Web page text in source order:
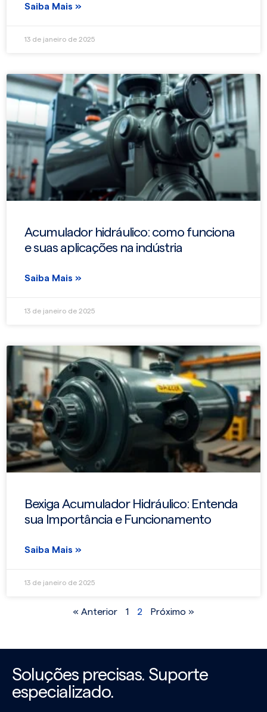
Saiba Mais »
13 de janeiro de 2025
Acumulador hidráulico: como funciona
e suas aplicações na indústria
Saiba Mais »
13 de janeiro de 2025
Bexiga Acumulador Hidráulico: Entenda
sua Importância e Funcionamento
Saiba Mais »
13 de janeiro de 2025
« Anterior 1 2 Próximo »
Soluções precisas. Suporte
especializado.